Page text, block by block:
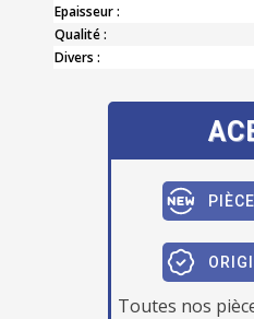
Epaisseur :
Qualité :
Divers :
Toutes nos